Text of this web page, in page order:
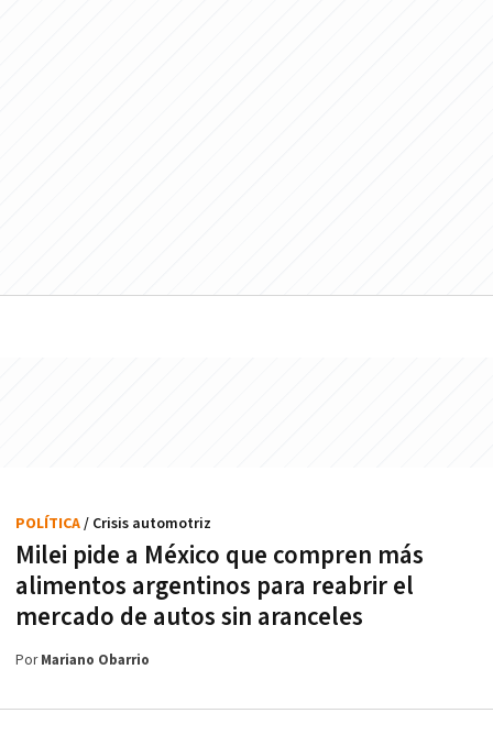
Milei pide a México que compren más
alimentos argentinos para reabrir el
mercado de autos sin aranceles
POLÍTICA/ Crisis automotriz
PorMariano Obarrio